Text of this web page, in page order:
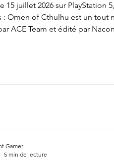
15 juillet 2026 sur PlayStation
: Omen of Cthulhu est un tout
ACE Team et édité par
Gamer
5 min de lecture